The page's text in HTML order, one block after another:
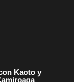
Kaoto y